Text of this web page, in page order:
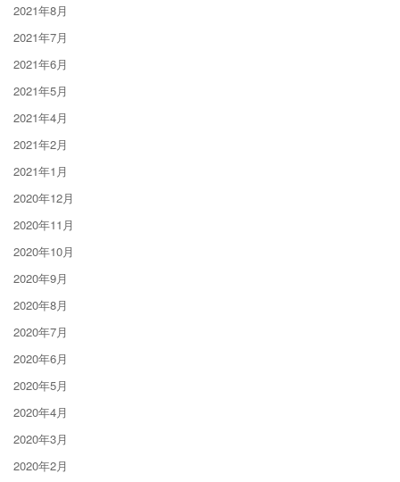
2021年8月
2021年7月
2021年6月
2021年5月
2021年4月
2021年2月
2021年1月
2020年12月
2020年11月
2020年10月
2020年9月
2020年8月
2020年7月
2020年6月
2020年5月
2020年4月
2020年3月
2020年2月